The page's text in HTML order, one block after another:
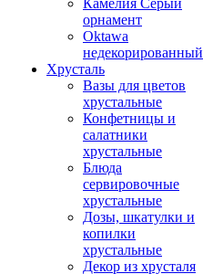
Камелия Серый
орнамент
Oktawa
недекорированный
Хрусталь
Вазы для цветов
хрустальные
Конфетницы и
салатники
хрустальные
Блюда
сервировочные
хрустальные
Дозы, шкатулки и
копилки
хрустальные
Декор из хрусталя